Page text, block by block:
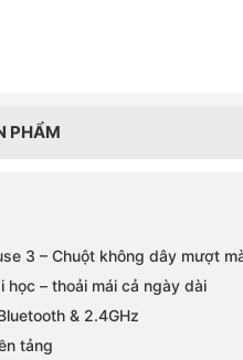
PHẨM
3 – Chuột không dây mượt
học – thoải mái cả ngày dài
& 2.4GHz
tảng